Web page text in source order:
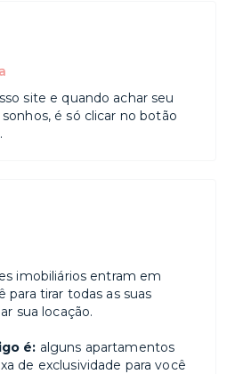
site e quando achar seu
é só clicar no botão
imobiliários entram em
tirar todas as suas
sua locação.
é: alguns apartamentos
de exclusividade para você